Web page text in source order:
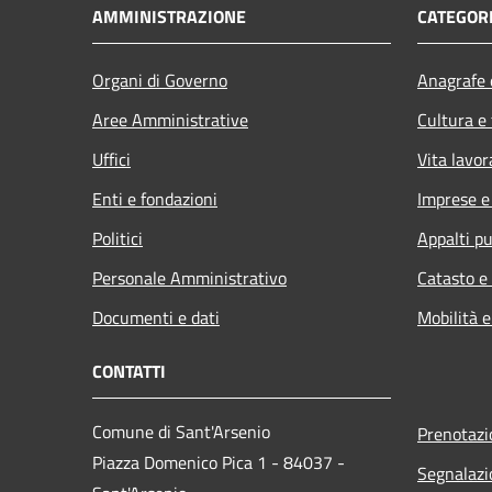
AMMINISTRAZIONE
Organi di Governo
Aree Amministrative
Uffici
Enti e fondazioni
Politici
Personale Amministrativo
Documenti e dati
Cultura
Vita
Imprese
Appalti
Catasto
Mobilità
CONTATTI
Comune di Sant'Arsenio
Piazza Domenico Pica 1 - 84037 -